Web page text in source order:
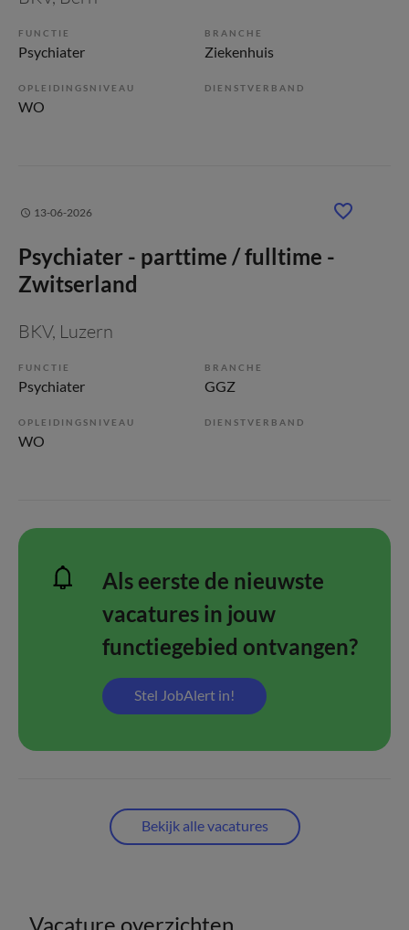
FUNCTIE
Psychiater
BRANCHE
Ziekenhuis
OPLEIDINGSNIVEAU
WO
DIENSTVERBAND
13-06-2026
Psychiater - parttime / fulltime -
Zwitserland
BKV, Luzern
FUNCTIE
Psychiater
BRANCHE
GGZ
OPLEIDINGSNIVEAU
WO
DIENSTVERBAND
Als eerste de nieuwste
vacatures in jouw
functiegebied ontvangen?
Stel JobAlert in!
Bekijk alle vacatures
Vacature overzichten